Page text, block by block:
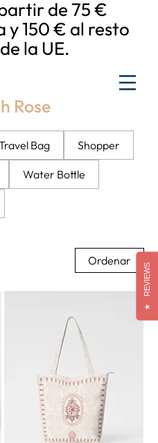
de 75 €
y 150 € al resto
la UE.
Rose
Bag Shopper
Water Bottle
Ordenar
★
REVIEWS